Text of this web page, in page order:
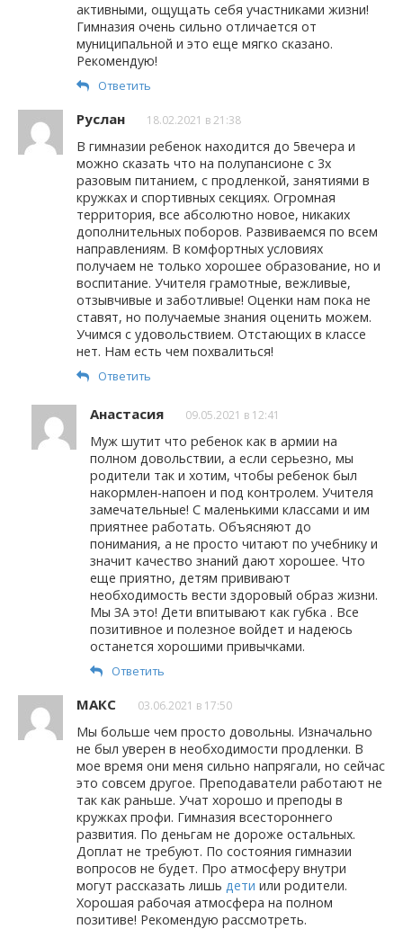
активными, ощущать себя участниками жизни!
Гимназия очень сильно отличается от
муниципальной и это еще мягко сказано.
Рекомендую!
Ответить
Руслан 18.02.2021 в 21:38
В гимназии ребенок находится до 5вечера и
можно сказать что на полупансионе с 3х
разовым питанием, с продленкой, занятиями в
кружках и спортивных секциях. Огромная
территория, все абсолютно новое, никаких
дополнительных поборов. Развиваемся по всем
направлениям. В комфортных условиях
получаем не только хорошее образование, но и
воспитание. Учителя грамотные, вежливые,
отзывчивые и заботливые! Оценки нам пока не
ставят, но получаемые знания оценить можем.
Учимся с удовольствием. Отстающих в классе
нет. Нам есть чем похвалиться!
Ответить
Анастасия 09.05.2021 в 12:41
Муж шутит что ребенок как в армии на
полном довольствии, а если серьезно, мы
родители так и хотим, чтобы ребенок был
накормлен-напоен и под контролем. Учителя
замечательные! С маленькими классами и им
приятнее работать. Объясняют до
понимания, а не просто читают по учебнику и
значит качество знаний дают хорошее. Что
еще приятно, детям прививают
необходимость вести здоровый образ жизни.
Мы ЗА это! Дети впитывают как губка . Все
позитивное и полезное войдет и надеюсь
останется хорошими привычками.
Ответить
МАКС 03.06.2021 в 17:50
Мы больше чем просто довольны. Изначально
не был уверен в необходимости продленки. В
мое время они меня сильно напрягали, но сейчас
это совсем другое. Преподаватели работают не
так как раньше. Учат хорошо и преподы в
кружках профи. Гимназия всестороннего
развития. По деньгам не дороже остальных.
Доплат не требуют. По состояния гимназии
вопросов не будет. Про атмосферу внутри
могут рассказать лишь дети или родители.
Хорошая рабочая атмосфера на полном
позитиве! Рекомендую рассмотреть.